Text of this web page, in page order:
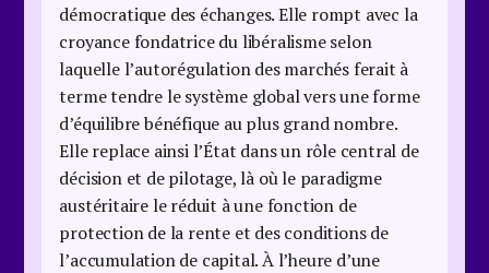
démocratique des échanges. Elle rompt avec la
croyance fondatrice du libéralisme selon
laquelle l’autorégulation des marchés ferait à
terme tendre le système global vers une forme
d’équilibre bénéfique au plus grand nombre.
Elle replace ainsi l’État dans un rôle central de
décision et de pilotage, là où le paradigme
austéritaire le réduit à une fonction de
protection de la rente et des conditions de
l’accumulation de capital. À l’heure d’une